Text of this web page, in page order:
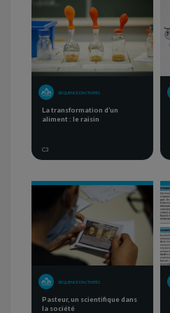
SÉQUENCE D'ACTIVITÉS
La transformation d’un
aliment : le raisin
C3
SÉQUENCE D'ACTIVITÉS
Pasteur, un scientifique dans
la société